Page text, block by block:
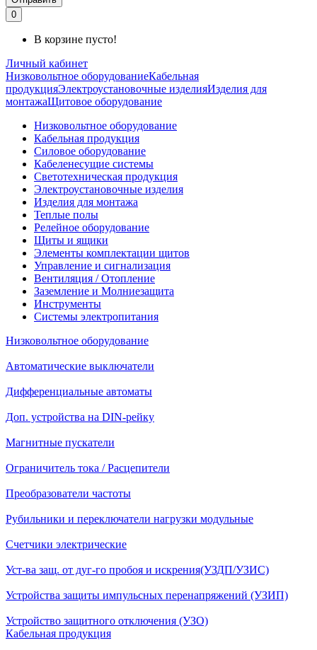
0
В корзине пусто!
Личный кабинет
Низковольтное оборудованиеКабельная
продукцияЭлектроустановочные изделияИзделия для
монтажаЩитовое оборудование
Низковольтное оборудование
Кабельная продукция
Силовое оборудование
Кабеленесущие системы
Светотехническая продукция
Электроустановочные изделия
Изделия для монтажа
Теплые полы
Релейное оборудование
Щиты и ящики
Элементы комплектации щитов
Управление и сигнализация
Вентиляция / Отопление
Заземление и Молниезащита
Инструменты
Системы электропитания
Низковольтное оборудование
Автоматические выключатели
Дифференциальные автоматы
Доп. устройства на DIN-рейку
Магнитные пускатели
Ограничитель тока / Расцепители
Преобразователи частоты
Рубильники и переключатели нагрузки модульные
Счетчики электрические
Уст-ва защ. от дуг-го пробоя и искрения(УЗДП/УЗИС)
Устройства защиты импульсных перенапряжений (УЗИП)
Устройство защитного отключения (УЗО)
Кабельная продукция